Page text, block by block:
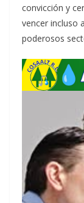
convicción y
vencer incluso
poderosos